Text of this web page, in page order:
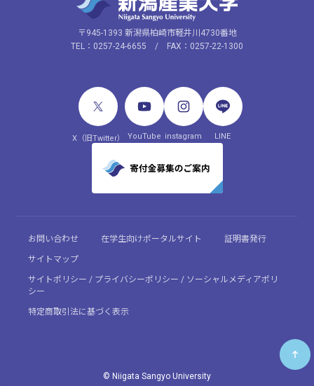
〒945-1393 新潟県柏崎市軽井川4730番地
TEL：0257-24-6655 / FAX：0257-22-1300
X（旧Twitter） YouTube instagram LINE
お問い合わせ 在学生向けポータルサイト 証明書発行
サイトマップ
サイトポリシー / プライバシーポリシー / ソーシャルメディアポリ
シー
特定商取引法に基づく表示
© Niigata Sangyo University